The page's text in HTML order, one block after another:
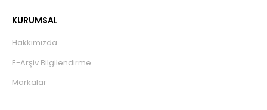
KURUMSAL
Hakkımızda
E-Arşiv Bilgilendirme
Markalar